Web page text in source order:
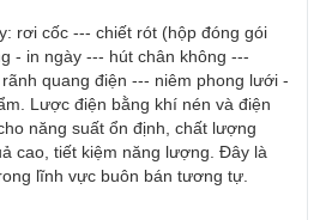
rơi cốc --- chiết rót (hộp đóng gói
- in ngày --- hút chân không ---
quang điện --- niêm phong lưới -
Lược điện bằng khí nén và điện
năng suất ổn định, chất lượng
cao, tiết kiệm năng lượng. Đây là
lĩnh vực buôn bán tương tự.